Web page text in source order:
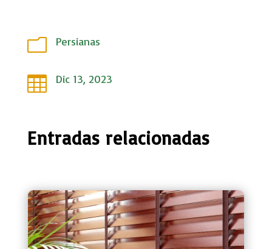
m Persianas
 Dic 13, 2023
Entradas relacionadas